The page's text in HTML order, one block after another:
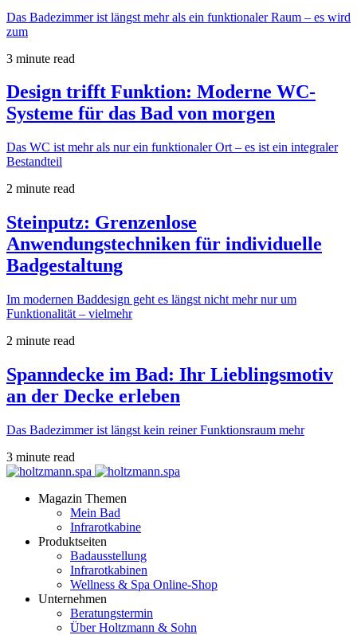
Das Badezimmer ist längst mehr als ein funktionaler Raum – es wird
zum
3 minute read
Design trifft Funktion: Moderne WC-
Systeme für das Bad von morgen
Das WC ist mehr als nur ein funktionaler Ort – es ist ein integraler
Bestandteil
2 minute read
Steinputz: Grenzenlose
Anwendungstechniken für individuelle
Badgestaltung
Im modernen Baddesign geht es längst nicht mehr nur um
Funktionalität – vielmehr
2 minute read
Spanndecke im Bad: Ihr Lieblingsmotiv
an der Decke erleben
Das Badezimmer ist längst kein reiner Funktionsraum mehr
3 minute read
Magazin Themen
Mein Bad
Infrarotkabine
Produktseiten
Badausstellung
Infrarotkabinen
Wellness & Spa Online-Shop
Unternehmen
Beratungstermin
Über Holtzmann & Sohn